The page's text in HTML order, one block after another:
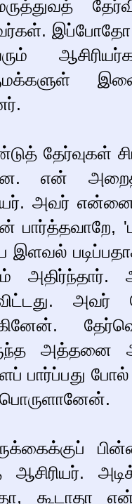
தேர்வுகள்
என்
அவர்
இளவல்
பார்ப்பது
பொருளானேன்.
ஆசிரியர்.
கூடாதா